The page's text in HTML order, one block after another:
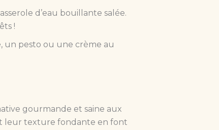
d’eau bouillante salée.
!
un pesto ou une crème au
gourmande et saine aux
leur texture fondante en font